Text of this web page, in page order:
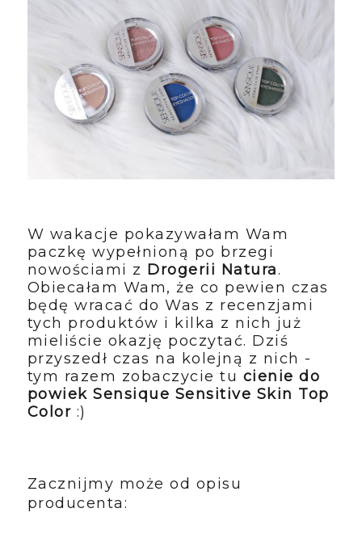
W wakacje pokazywałam Wam
paczkę wypełnioną po brzegi
nowościami z Drogerii Natura.
Obiecałam Wam, że co pewien czas
będę wracać do Was z recenzjami
tych produktów i kilka z nich już
mieliście okazję poczytać. Dziś
przyszedł czas na kolejną z nich -
tym razem zobaczycie tu cienie do
powiek Sensique Sensitive Skin Top
Color :)
Zacznijmy może od opisu
producenta: